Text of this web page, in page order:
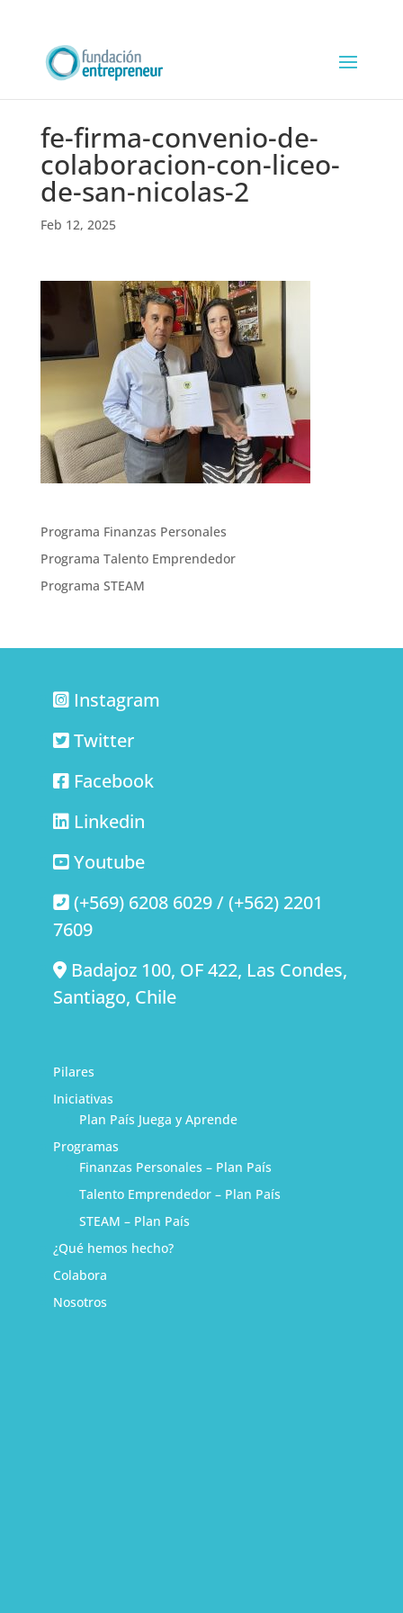
fe-firma-convenio-de-
colaboracion-con-liceo-
de-san-nicolas-2
Feb 12, 2025
Programa Finanzas Personales
Programa Talento Emprendedor
Programa STEAM
Instagram
Twitter
Facebook
Linkedin
Youtube
(+569) 6208 6029 / (+562) 2201
7609
Badajoz 100, OF 422, Las Condes,
Santiago, Chile
Pilares
Iniciativas
Plan País Juega y Aprende
Programas
Finanzas Personales – Plan País
Talento Emprendedor – Plan País
STEAM – Plan País
¿Qué hemos hecho?
Colabora
Nosotros